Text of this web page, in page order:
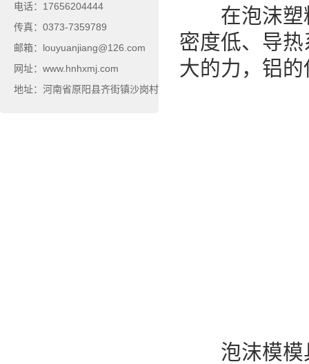
电话：17656204444
传真：0373-7359789
邮箱：louyuanjiang@126.com
网址：www.hnhxmj.com
地址：河南省原阳县齐街镇沙岗村
在泡沫塑料
密度低、导
大的力，铝
泡沫模模具